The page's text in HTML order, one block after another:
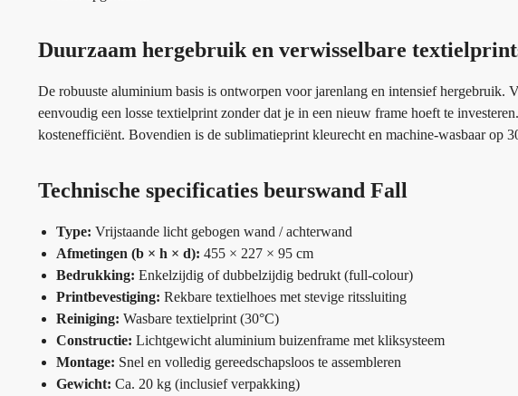
Duurzaam hergebruik en verwisselbare
De robuuste aluminium basis is ontworpen voor jarenlang en intensief hergebruik.
eenvoudig een losse textielprint zonder dat je in een nieuw frame hoeft te
kostenefficiënt. Bovendien is de sublimatieprint kleurecht en machine-wasbaar op
Technische specificaties beurswand Fall
Type: Vrijstaande licht gebogen wand / achterwand
Afmetingen (b × h × d): 455 × 227 × 95 cm
Bedrukking: Enkelzijdig of dubbelzijdig bedrukt (full-colour)
Printbevestiging: Rekbare textielhoes met stevige ritssluiting
Reiniging: Wasbare textielprint (30°C)
Constructie: Lichtgewicht aluminium buizenframe met kliksysteem
Montage: Snel en volledig gereedschapsloos te assembleren
Gewicht: Ca. 20 kg (inclusief verpakking)